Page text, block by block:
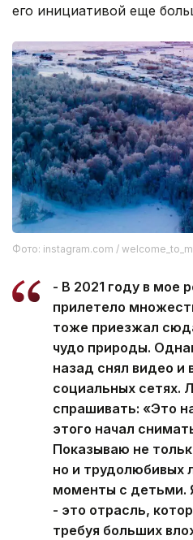
его инициативой еще
Фото: instagram.com /
- В 2021 году в мое
прилетело
тоже приезжал
чудо природы.
назад снял видео и
социальных сетях.
спрашивать: «Это
этого начал
Показываю не
но и трудолюбивых
моменты с детьми.
- это отрасль,
требуя больших